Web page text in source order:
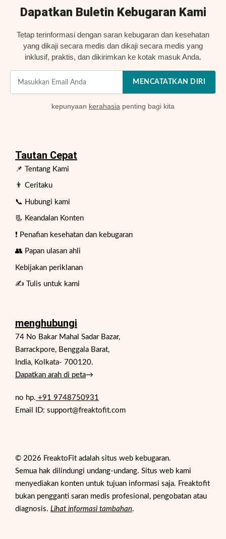
Dapatkan Buletin Kebugaran Kami
Tetap terinformasi dengan saran kebugaran dan kesehatan
yang dikaji secara medis dan dikaji secara medis yang
inklusif, praktis, dan dikirimkan ke kotak masuk Anda.
MENCATATKAN DIRI
kepunyaan kerahasia penting bagi kita
Tautan Cepat
📌 Tentang Kami
👨 Ceritaku
📞 Hubungi kami
📃 Keandalan Konten
❗ Penafian kesehatan dan kebugaran
👥 Papan ulasan ahli
Kebijakan periklanan
✍️ Tulis untuk kami
menghubungi
74 No Bakar Mahal Sadar Bazar,
Barrackpore, Benggala Barat,
India, Kolkata- 700120.
Dapatkan arah di peta→
no hp. +91 9748750931
Email ID: support@freaktofit.com
© 2026 FreaktoFit adalah situs web kebugaran.
Semua hak dilindungi undang-undang. Situs web kami
menyediakan konten untuk tujuan informasi saja. Freaktofit
bukan pengganti saran medis profesional, pengobatan atau
diagnosis. Lihat informasi tambahan.